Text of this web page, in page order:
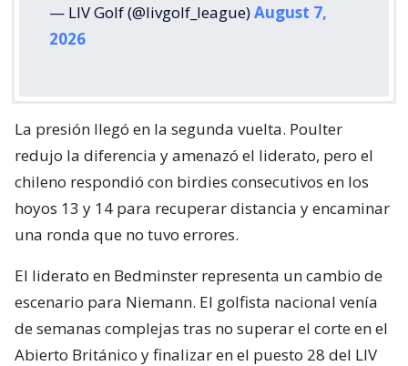
— LIV Golf (@livgolf_league)August 7,
2026
La presión llegó en la segunda vuelta. Poulter
redujo la diferencia y amenazó el liderato, pero el
chileno respondió con birdies consecutivos en los
hoyos 13 y 14 para recuperar distancia y encaminar
una ronda que no tuvo errores.
El liderato en Bedminster representa un cambio de
escenario para Niemann. El golfista nacional venía
de semanas complejas tras no superar el corte en el
Abierto Británico y finalizar en el puesto 28 del LIV